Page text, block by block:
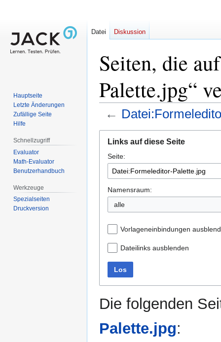
Seiten, die
Palette.jpg“
←
Navigation
springen
Suche
springen
Links auf diese Seite
Seite:
Namensraum:
alle
Vorlageneinbindungen
Dateilinks ausblenden
Los
Die folgenden
Palette.jpg:
Datei Diskussion
Hauptseite
Letzte Änderungen
Zufällige Seite
Hilfe
Schnellzugriff
Evaluator
Math-Evaluator
Benutzerhandbuch
Werkzeuge
Spezialseiten
Druckversion